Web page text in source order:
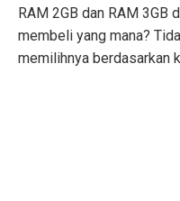
RAM 2GB dan RAM 3GB
membeli yang mana?
memilihnya berdasarkan